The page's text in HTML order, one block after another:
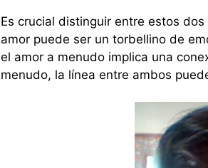
Es crucial distinguir entre estos
amor puede ser un torbellino de
el amor a menudo implica una
menudo, la línea entre ambos